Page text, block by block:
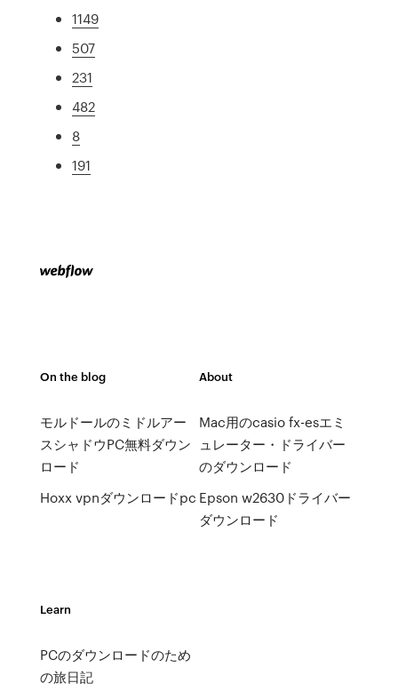
1149
507
231
482
8
191
On the blog
モルドールのミドルアー
スシャドウPC無料ダウン
ロード
Hoxx vpnダウンロードpc
About
Mac用のcasio fx-esエミ
ュレーター・ドライバー
のダウンロード
Epson w2630ドライバー
ダウンロード
Learn
PCのダウンロードのため
の旅日記